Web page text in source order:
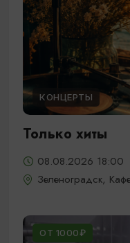
КОНЦЕРТЫ
Только хиты
08.08.2026 18:00
Зеленоградск,
ОТ 1000₽